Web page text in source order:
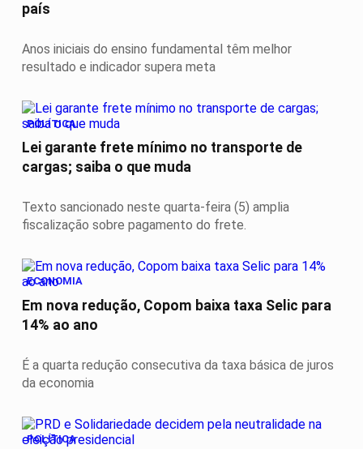
país
Anos iniciais do ensino fundamental têm melhor
resultado e indicador supera meta
POLÍTICA
Lei garante frete mínimo no transporte de
cargas; saiba o que muda
Texto sancionado neste quarta-feira (5) amplia
fiscalização sobre pagamento do frete.
ECONOMIA
Em nova redução, Copom baixa taxa Selic para
14% ao ano
É a quarta redução consecutiva da taxa básica de juros
da economia
POLÍTICA